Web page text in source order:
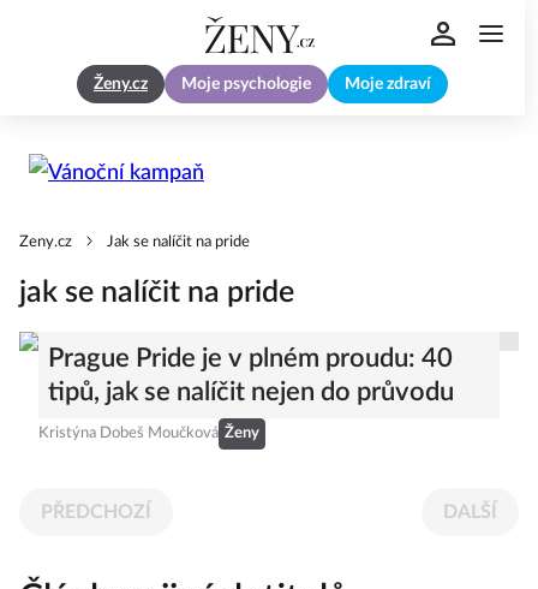
Ženy.cz Moje psychologie Moje zdraví
Zeny.cz Jak se nalíčit na pride
jak se nalíčit na pride
Prague Pride je v plném proudu: 40
tipů, jak se nalíčit nejen do průvodu
Kristýna Dobeš Moučková Ženy
PŘEDCHOZÍ DALŠÍ